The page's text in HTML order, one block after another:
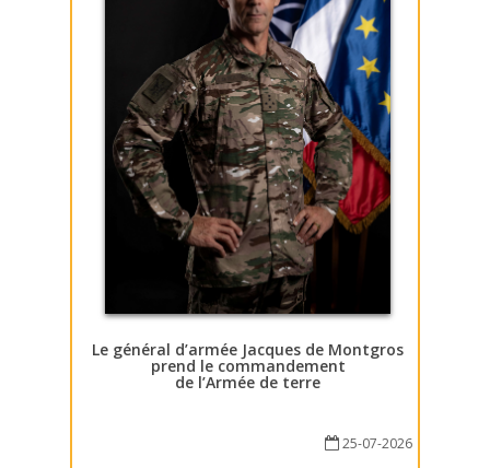
Le général d’armée Jacques de Montgros
prend le commandement
de l’Armée de terre
25-07-2026